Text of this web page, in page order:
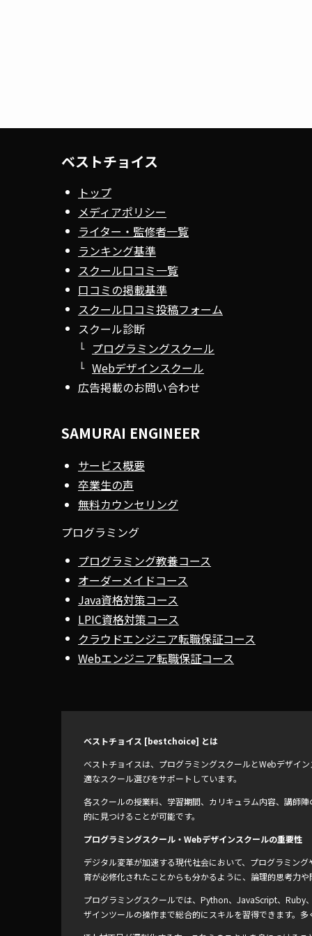
ベストチョイス
トップ
メディアポリシー
ライター・監修者一覧
ランキング基準
スクール口コミ一覧
口コミの掲載基準
スクール口コミ投稿フォーム
スクール診断
プログラミングスクール
Webデザインスクール
広告掲載のお問い合わせ
SAMURAI ENGINEER
サービス概要
卒業生の声
無料カウンセリング
プログラミング
プログラミング教養コース
オーダーメイドコース
Java資格対策コース
LPIC資格対策コース
クラウドエンジニア転職保証コース
Webエンジニア転職保証コース
ベストチョイス [bestchoice] とは
ベストチョイスは、プログラミングスクールとWebデザイ
適なスクール選びをサポートしています。
各スクールの授業料、学習期間、カリキュラム内容、講師
的に見つけることが可能です。
プログラミングスクール・Webデザインスクールの重要性
デジタル変革が加速する現代社会において、プログラミン
育が必修化されたことからも分かるように、論理的思考力
プログラミングスクールでは、Python、JavaScript、Ruby
ザインツールの操作まで総合的にスキルを習得できます。